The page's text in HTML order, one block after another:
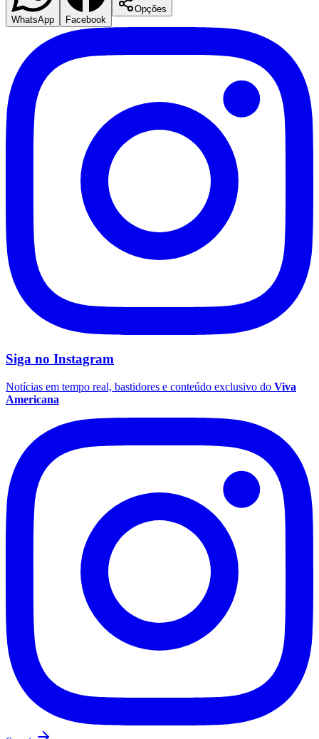
WhatsApp Facebook
Opções
Siga no Instagram
Notícias em tempo real, bastidores e conteúdo exclusivo do Viva
Americana